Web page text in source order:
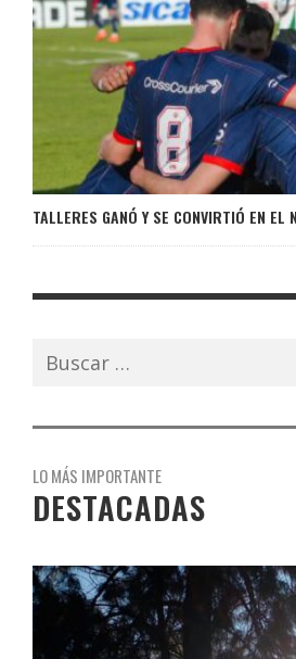
TALLERES GANÓ Y SE CONVIRTIÓ EN EL
Buscar:
LO MÁS IMPORTANTE
DESTACADAS